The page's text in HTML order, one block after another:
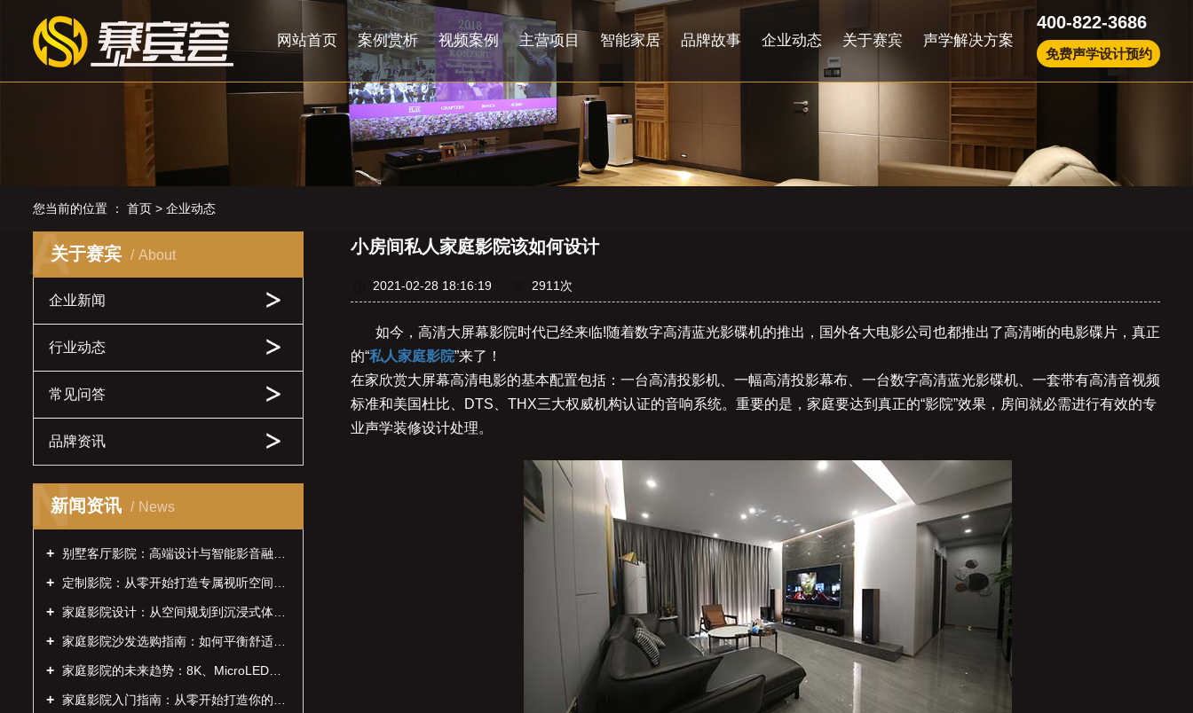
400-822-3686
免费声学设计预约
网站首页 案例赏析 视频案例 主营项目 智能家居 品牌故事 企业动态 关于赛宾 声学解决方案
您当前的位置 ： 首页 > 企业动态
关于赛宾 About
A
企业新闻
行业动态
常见问答
品牌资讯
新闻资讯 News
N
别墅客厅影院：高端设计与智能影音融合的全案指南
定制影院：从零开始打造专属视听空间的全攻略
家庭影院设计：从空间规划到沉浸式体验的全方位指南
家庭影院沙发选购指南：如何平衡舒适性与声学效果？
家庭影院的未来趋势：8K、MicroLED、全息投影前瞻
家庭影院入门指南：从零开始打造你的私人影院
小房间私人家庭影院该如何设计
2021-02-28 18:16:19 2911次
如今，高清大屏幕影院时代已经来临!随着数字高清蓝光影碟机的推出，国外各大电影公司也都推出了高清晰的电影碟片，真正
的“私人家庭影院”来了！
在家欣赏大屏幕高清电影的基本配置包括：一台高清投影机、一幅高清投影幕布、一台数字高清蓝光影碟机、一套带有高清音视频
标准和美国杜比、DTS、THX三大权威机构认证的音响系统。重要的是，家庭要达到真正的“影院”效果，房间就必需进行有效的专
业声学装修设计处理。